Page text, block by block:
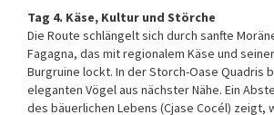
Tag 4. Käse, Kultur und Störche
Die Route schlängelt sich durch sanfte
Fagagna, das mit regionalem Käse und
Burgruine lockt. In der Storch-Oase Quadris
eleganten Vögel aus nächster Nähe. Ein
des bäuerlichen Lebens (Cjase Cocél) zeigt,